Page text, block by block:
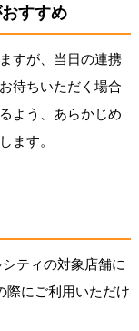
すすめ
すが、当日の連携
待ちいただく場合
よう、あらかじめ
ます。
ティの対象店舗に
際にご利用いただけ